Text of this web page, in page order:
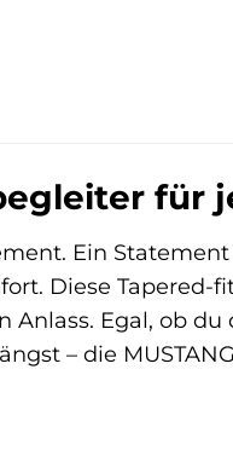
für
Ein
Diese Tapered-
Egal, ob
– die